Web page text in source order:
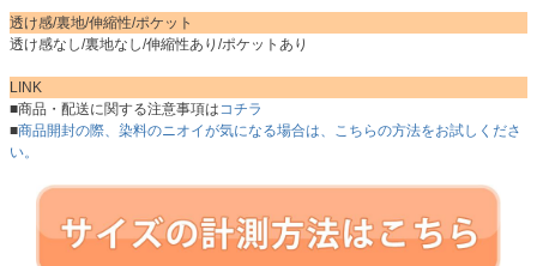
透け感/裏地/伸縮性/ポケット
透け感なし/裏地なし/伸縮性あり/ポケットあり
LINK
■商品・配送に関する注意事項はコチラ
■商品開封の際、染料のニオイが気になる場合は、こちらの方法をお試しくださ
い。